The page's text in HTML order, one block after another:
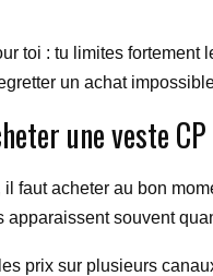
toi : tu limites fortement
un achat
une veste
il faut acheter au bon
apparaissent souvent
prix sur plusieurs